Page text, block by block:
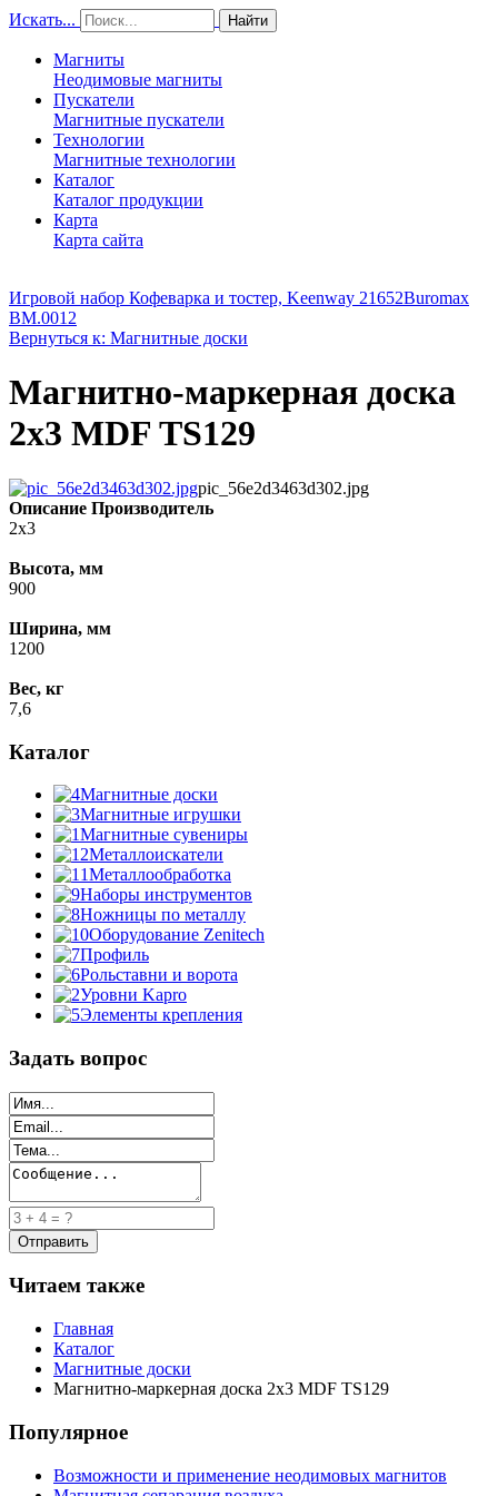
Искать... Найти
Магниты
Неодимовые магниты
Пускатели
Магнитные пускатели
Технологии
Магнитные технологии
Каталог
Каталог продукции
Карта
Карта сайта
Игровой набор Кофеварка и тостер, Keenway 21652Buromax
BM.0012
Вернуться к: Магнитные доски
Магнитно-маркерная доска
2x3 MDF TS129
pic_56e2d3463d302.jpg
Описание Производитель
2x3
Высота, мм
900
Ширина, мм
1200
Вес, кг
7,6
Каталог
Магнитные доски
Магнитные игрушки
Магнитные сувениры
Металлоискатели
Металлообработка
Наборы инструментов
Ножницы по металлу
Оборудование Zenitech
Профиль
Рольставни и ворота
Уровни Kapro
Элементы крепления
Задать вопрос
Читаем также
Главная
Каталог
Магнитные доски
Магнитно-маркерная доска 2x3 MDF TS129
Популярное
Возможности и применение неодимовых магнитов